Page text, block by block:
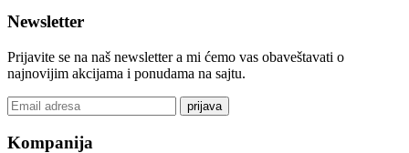
Newsletter
Prijavite se na naš newsletter a mi ćemo vas obaveštavati o
najnovijim akcijama i ponudama na sajtu.
prijava
Kompanija